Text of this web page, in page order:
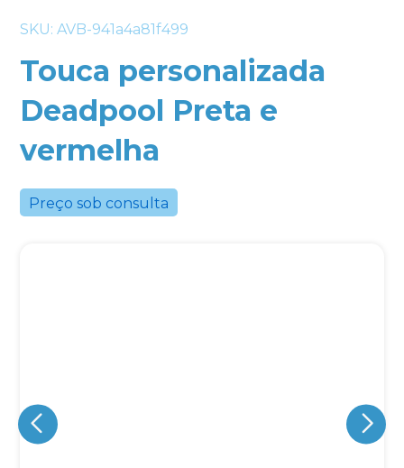
SKU: AVB-941a4a81f499
Touca personalizada
Deadpool Preta e
vermelha
Preço sob consulta
+55